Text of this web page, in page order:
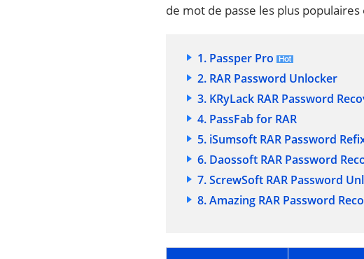
de mot de passe les plus
1. Passper Pro
2. RAR Password Unlocker
3. KRyLack RAR Password
4. PassFab for RAR
5. iSumsoft RAR Password
6. Daossoft RAR Password
7. ScrewSoft RAR Password
8. Amazing RAR Password